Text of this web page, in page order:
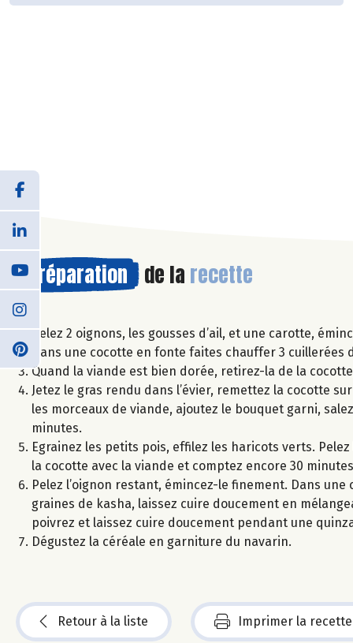
Préparation de la recette
Pelez 2 oignons, les gousses d’ail, et une carotte,
Dans une cocotte en fonte faites chauffer 3
Quand la viande est bien dorée, retirez-la de la
Jetez le gras rendu dans l’évier, remettez la cocotte
les morceaux de viande, ajoutez le bouquet garni,
minutes.
Egrainez les petits pois, effilez les haricots verts.
la cocotte avec la viande et comptez encore 30
Pelez l’oignon restant, émincez-le finement. Dans
graines de kasha, laissez cuire doucement en
poivrez et laissez cuire doucement pendant une
Dégustez la céréale en garniture du navarin.
Retour à la liste Imprimer la recette